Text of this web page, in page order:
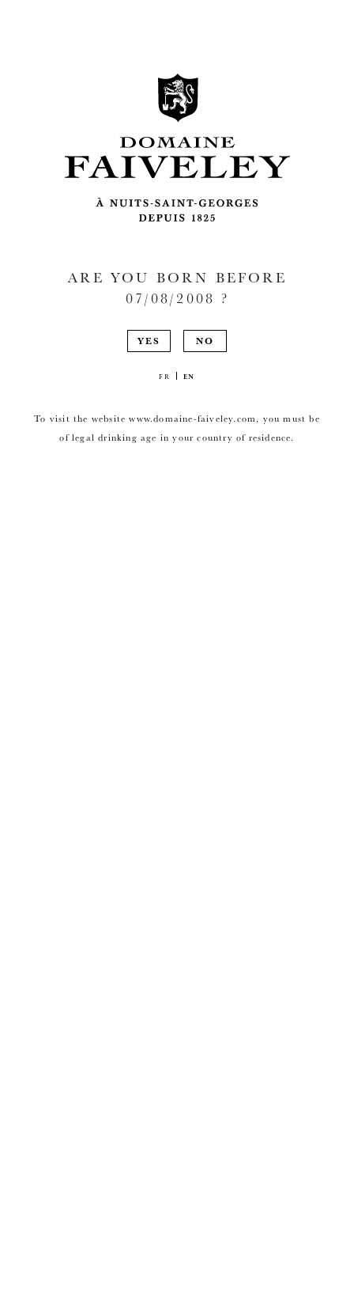
ARE YOU BORN BEFORE
07/08/2008 ?
YES NO
FR EN
To visit the website www.domaine-faiveley.com, you must be
of legal drinking age in your country of residence.